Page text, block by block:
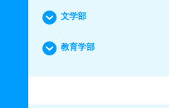
文学部
教育学部